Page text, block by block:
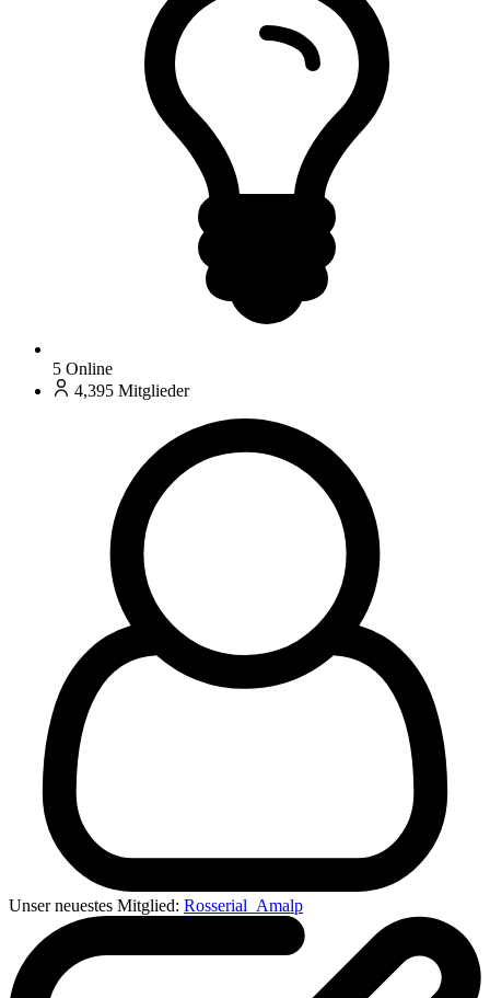
5 Online
4,395 Mitglieder
Unser neuestes Mitglied: Rosserial_Amalp